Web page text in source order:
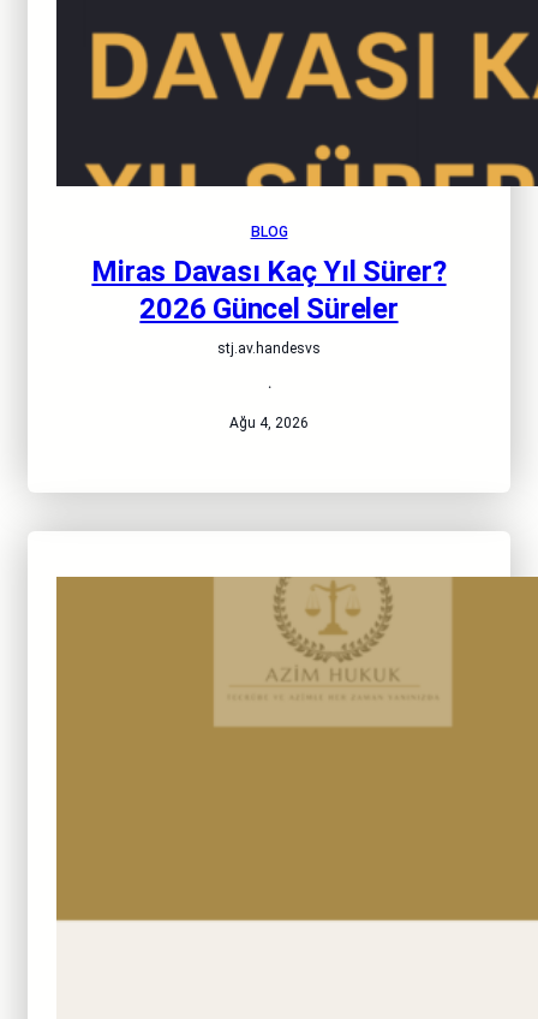
BLOG
Miras Davası Kaç Yıl Sürer?
2026 Güncel Süreler
stj.av.handesvs
·
Ağu 4, 2026